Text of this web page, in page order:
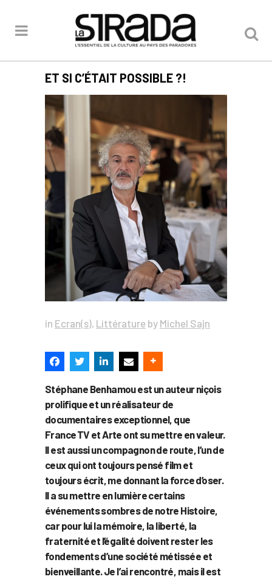
ET SI C’ÉTAIT POSSIBLE ?!
in Ecran(s), Littérature by Michel Sajn
Stéphane Benhamou est un auteur niçois
prolifique et un réalisateur de
documentaires exceptionnel, que
France TV et Arte ont su mettre en valeur.
Il est aussi un compagnon de route, l’un de
ceux qui ont toujours pensé film et
toujours écrit, me donnant la force d’oser.
Il a su mettre en lumière certains
événements sombres de notre Histoire,
car pour lui la mémoire, la liberté, la
fraternité et l’égalité doivent rester les
fondements d’une société métissée et
bienveillante. Je l’ai rencontré, mais il est